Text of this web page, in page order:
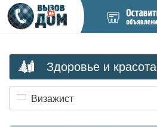
новое
Здоровье и красота
Визажист